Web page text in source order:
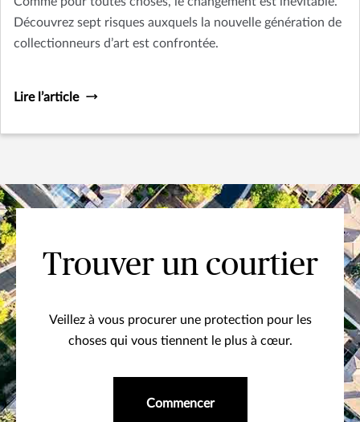
Découvrez sept risques auxquels la nouvelle génération de
collectionneurs d’art est confrontée.
Lire l’article
Trouver un courtier
Veillez à vous procurer une protection pour les
choses qui vous tiennent le plus à cœur.
Commencer